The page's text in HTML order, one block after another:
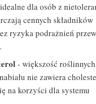
dla osób z
cennych składników
ryzyka podrażnień
- większość roślinnych
nie zawiera
na korzyści dla systemu